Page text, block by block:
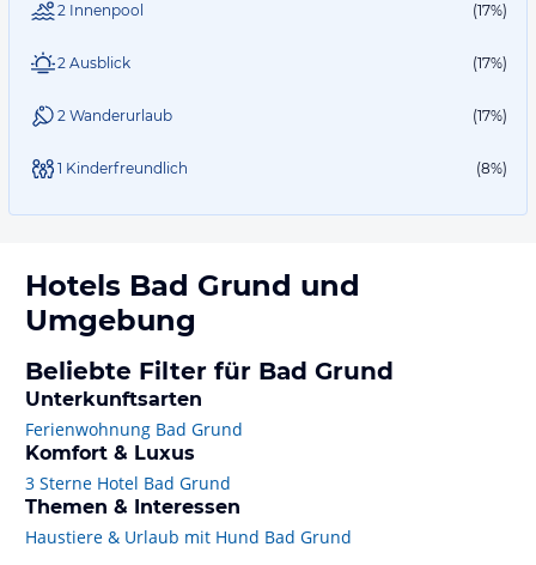
2 Innenpool (17%)
2 Ausblick (17%)
2 Wanderurlaub (17%)
1 Kinderfreundlich (8%)
Hotels Bad Grund und
Umgebung
Beliebte Filter für Bad Grund
Unterkunftsarten
Ferienwohnung Bad Grund
Komfort & Luxus
3 Sterne Hotel Bad Grund
Themen & Interessen
Haustiere & Urlaub mit Hund Bad Grund